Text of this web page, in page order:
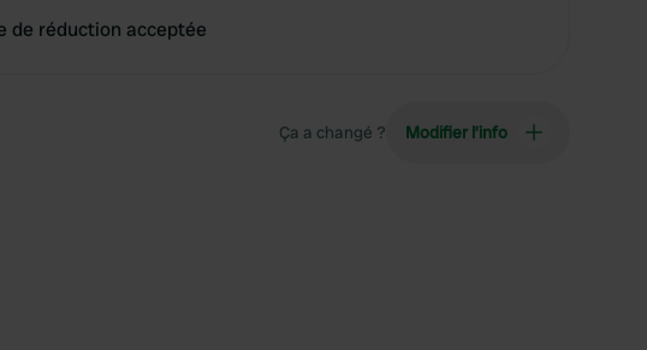
de réduction acceptée
Ça a changé ? Modifier l’info